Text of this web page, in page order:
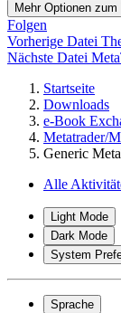
Mehr Optionen zum
Folgen
Vorherige Datei
Nächste Datei
Startseite
Downloads
e-Book
Metatrader/
Generic
Alle
Light Mode
Dark Mode
System
Sprache